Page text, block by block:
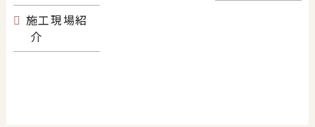
施工現場紹
介